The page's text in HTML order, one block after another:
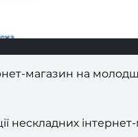
магазин на
нескладних